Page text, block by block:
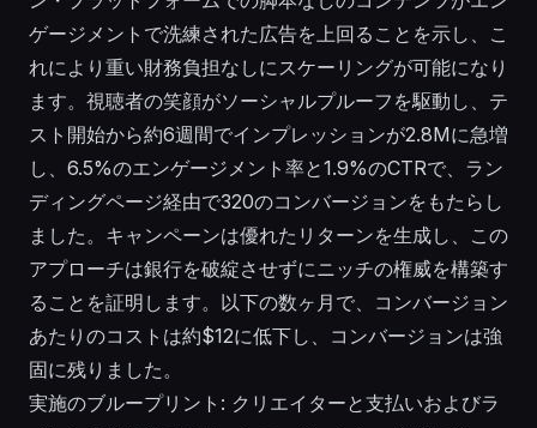
ゲージメントで洗練された広告を上回ることを示し、こ
れにより重い財務負担なしにスケーリングが可能になり
ます。視聴者の笑顔がソーシャルプルーフを駆動し、テ
スト開始から約6週間でインプレッションが2.8Mに急増
し、6.5%のエンゲージメント率と1.9%のCTRで、ラン
ディングページ経由で320のコンバージョンをもたらし
ました。キャンペーンは優れたリターンを生成し、この
アプローチは銀行を破綻させずにニッチの権威を構築す
ることを証明します。以下の数ヶ月で、コンバージョン
あたりのコストは約$12に低下し、コンバージョンは強
固に残りました。
実施のブループリント: クリエイターと支払いおよびラ